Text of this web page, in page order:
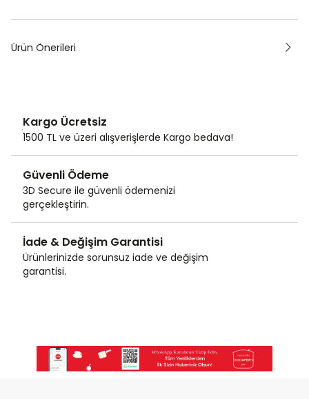
Ürün Önerileri
Kargo Ücretsiz
1500 TL ve üzeri alışverişlerde Kargo bedava!
Güvenli Ödeme
3D Secure ile güvenli ödemenizi
gerçekleştirin.
İade & Değişim Garantisi
Ürünlerinizde sorunsuz iade ve değişim
garantisi.